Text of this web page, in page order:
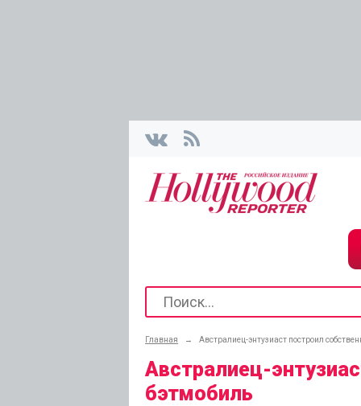
Главная → Австралиец-энтузиаст построил
Австралиец-
бэтмобиль